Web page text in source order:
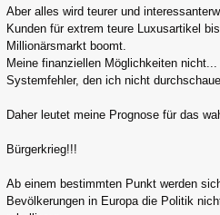
Aber alles wird teurer und
Kunden für extrem teure Luxusartikel
Millionärsmarkt boomt.
Meine finanziellen Möglichkeiten
Systemfehler, den ich nicht
Daher leutet meine Prognose für das
Bürgerkrieg!!!
Ab einem bestimmten Punkt werden
Bevölkerungen in Europa die Politik